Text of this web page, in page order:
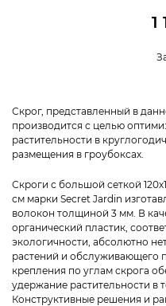
1
Скрог, представленный в
производится с целью
растительности в
размещения в гроубоксах.
Скроги с большой сеткой
см марки Secret Jardin
волокон толщиной 3 мм. В
органический пластик,
экологичности, абсолютно
растений и обслуживающего
крепления по углам скрога
удержание растительности в
Конструктивные решения и